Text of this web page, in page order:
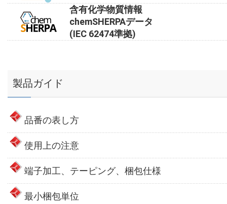
含有化学物質情報
chemSHERPAデータ
(IEC 62474準拠)
製品ガイド
品番の表し方
使用上の注意
端子加工、テーピング、梱包仕様
最小梱包単位